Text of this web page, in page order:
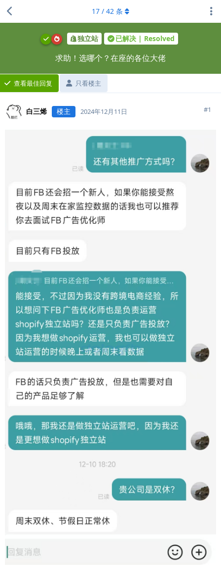
独立站 已解决 | Resolved
求助！选哪个？在座的各位大佬
查看最佳回复 只看楼主
17 / 42 条
白三烯 楼主 2024年12月11日 #1